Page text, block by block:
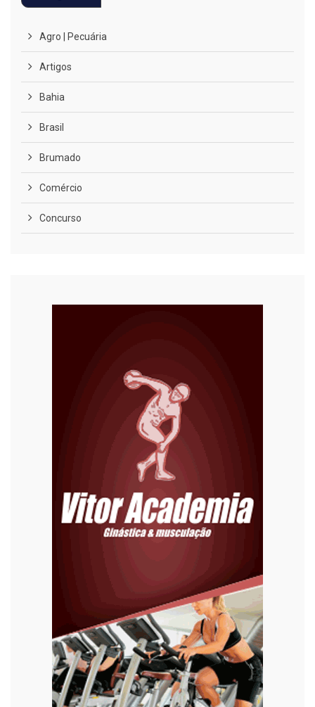
Agro | Pecuária
Artigos
Bahia
Brasil
Brumado
Comércio
Concurso
Emprego
Esporte
Moda
Mundo
Música